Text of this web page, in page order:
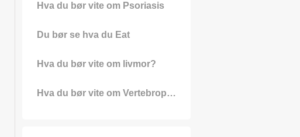
Hva du bør vite om Psoriasis
Du bør se hva du Eat
Hva du bør vite om livmor?
Hva du bør vite om Vertebroplasty